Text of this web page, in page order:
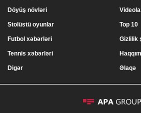
Döyüş növləri
Stolüstü oyunlar Top 10
Futbol xəbərləri
Tennis xəbərləri
Digər
Gizlilik
Əlaqə